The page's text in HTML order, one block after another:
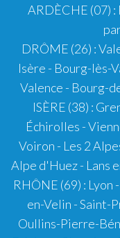
ARDÈCHE (07) :
DRÔME (26) :
Isère - Bourg-lès-
Valence - Bourg-
ISÈRE (38) :
Échirolles -
Voiron - Les 2
Alpe d'Huez - Lans
RHÔNE (69) : Lyon -
en-Velin -Saint-
Oullins-Pierre-